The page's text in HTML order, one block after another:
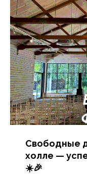
Свободные
холле —
☀️🎉